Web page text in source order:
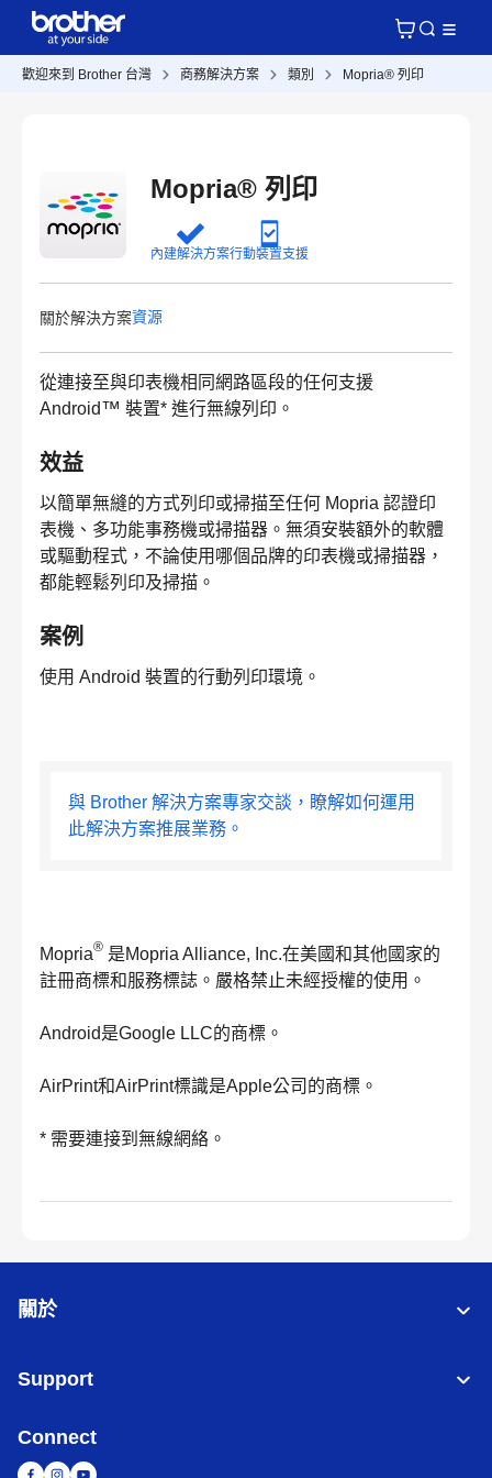
歡迎來到 Brother 台灣 商務解決方案 類別 Mopria® 列印
Mopria® 列印
內建解決方案行動裝置支援
關於解決方案資源
從連接至與印表機相同網路區段的任何支援
Android™ 裝置* 進行無線列印。
效益
以簡單無縫的方式列印或掃描至任何 Mopria 認證印
表機、多功能事務機或掃描器。無須安裝額外的軟體
或驅動程式，不論使用哪個品牌的印表機或掃描器，
都能輕鬆列印及掃描。
案例
使用 Android 裝置的行動列印環境。
與 Brother 解決方案專家交談，瞭解如何運用
此解決方案推展業務。
Mopria® 是Mopria Alliance, Inc.在美國和其他國家的
註冊商標和服務標誌。嚴格禁止未經授權的使用。
Android是Google LLC的商標。
AirPrint和AirPrint標識是Apple公司的商標。
* 需要連接到無線網絡。
關於
Support
Connect